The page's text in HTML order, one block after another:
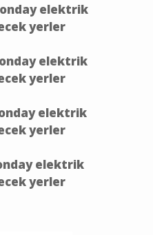
elektrik
elektrik
elektrik
elektrik